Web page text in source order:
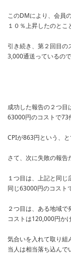
このDMにより、会員
１０％上昇したのとこ
引き続き、第２回目の
3,000通送っているの
成功した報告の２つ目
63000円のコストで73
CPIが863円という、と
さて、次に失敗の報告
１つ目は、上記と同じ
同じ63000円のコスト
２つ目は、ある地域で
コストは120,000円か
気合いを入れて取り組
当人は相当落ち込んで